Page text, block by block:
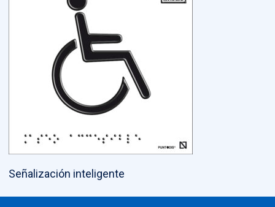
Señalización inteligente